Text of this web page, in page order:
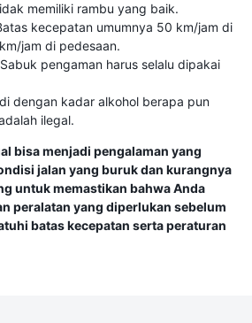
memiliki rambu yang baik.
kecepatan umumnya 50 km/jam di
jam di pedesaan.
Sabuk pengaman harus selalu dipakai
dengan kadar alkohol berapa pun
ilegal.
bisa menjadi pengalaman yang
jalan yang buruk dan kurangnya
untuk memastikan bahwa Anda
peralatan yang diperlukan sebelum
batas kecepatan serta peraturan